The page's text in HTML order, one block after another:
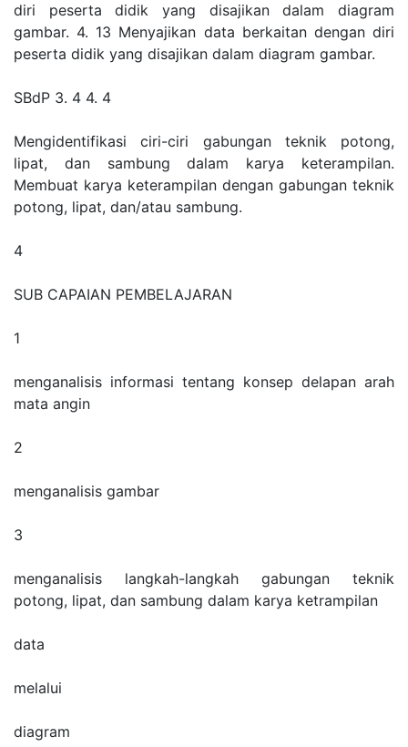
diri peserta didik yang disajikan dalam diagram
gambar. 4. 13 Menyajikan data berkaitan dengan diri
peserta didik yang disajikan dalam diagram gambar.
SBdP 3. 4 4. 4
Mengidentifikasi ciri-ciri gabungan teknik potong,
lipat, dan sambung dalam karya keterampilan.
Membuat karya keterampilan dengan gabungan teknik
potong, lipat, dan/atau sambung.
4
SUB CAPAIAN PEMBELAJARAN
1
menganalisis informasi tentang konsep delapan arah
mata angin
2
menganalisis gambar
3
menganalisis langkah-langkah gabungan teknik
potong, lipat, dan sambung dalam karya ketrampilan
data
melalui
diagram